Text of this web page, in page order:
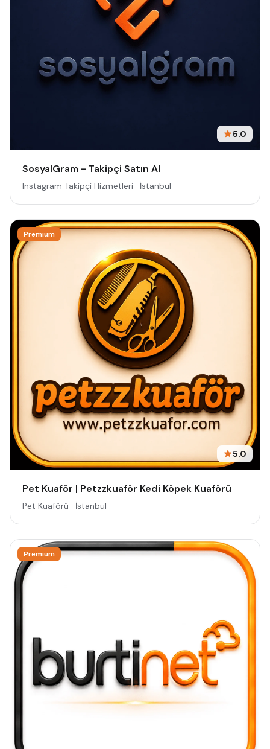
5.0
SosyalGram - Takipçi Satın Al
Instagram Takipçi Hizmetleri · İstanbul
Premium
5.0
Pet Kuaför | Petzzkuaför Kedi Köpek Kuaförü
Pet Kuaförü · İstanbul
Premium